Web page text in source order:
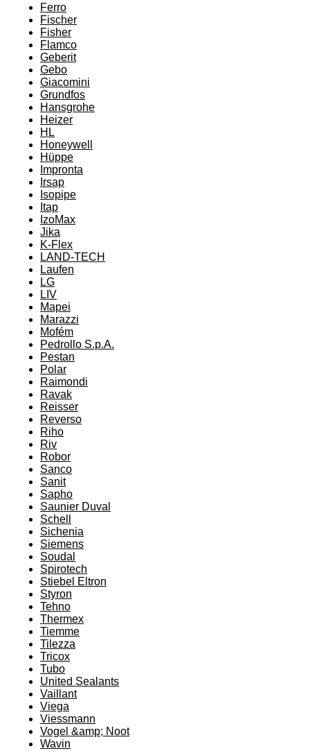
Ferro
Fischer
Fisher
Flamco
Geberit
Gebo
Giacomini
Grundfos
Hansgrohe
Heizer
HL
Honeywell
Hüppe
Impronta
Irsap
Isopipe
Itap
IzoMax
Jika
K-Flex
LAND-TECH
Laufen
LG
LIV
Mapei
Marazzi
Mofém
Pedrollo S.p.A.
Pestan
Polar
Raimondi
Ravak
Reisser
Reverso
Riho
Riv
Robor
Sanco
Sanit
Sapho
Saunier Duval
Schell
Sichenia
Siemens
Soudal
Spirotech
Stiebel Eltron
Styron
Tehno
Thermex
Tiemme
Tilezza
Tricox
Tubo
United Sealants
Vaillant
Viega
Viessmann
Vogel &amp; Noot
Wavin